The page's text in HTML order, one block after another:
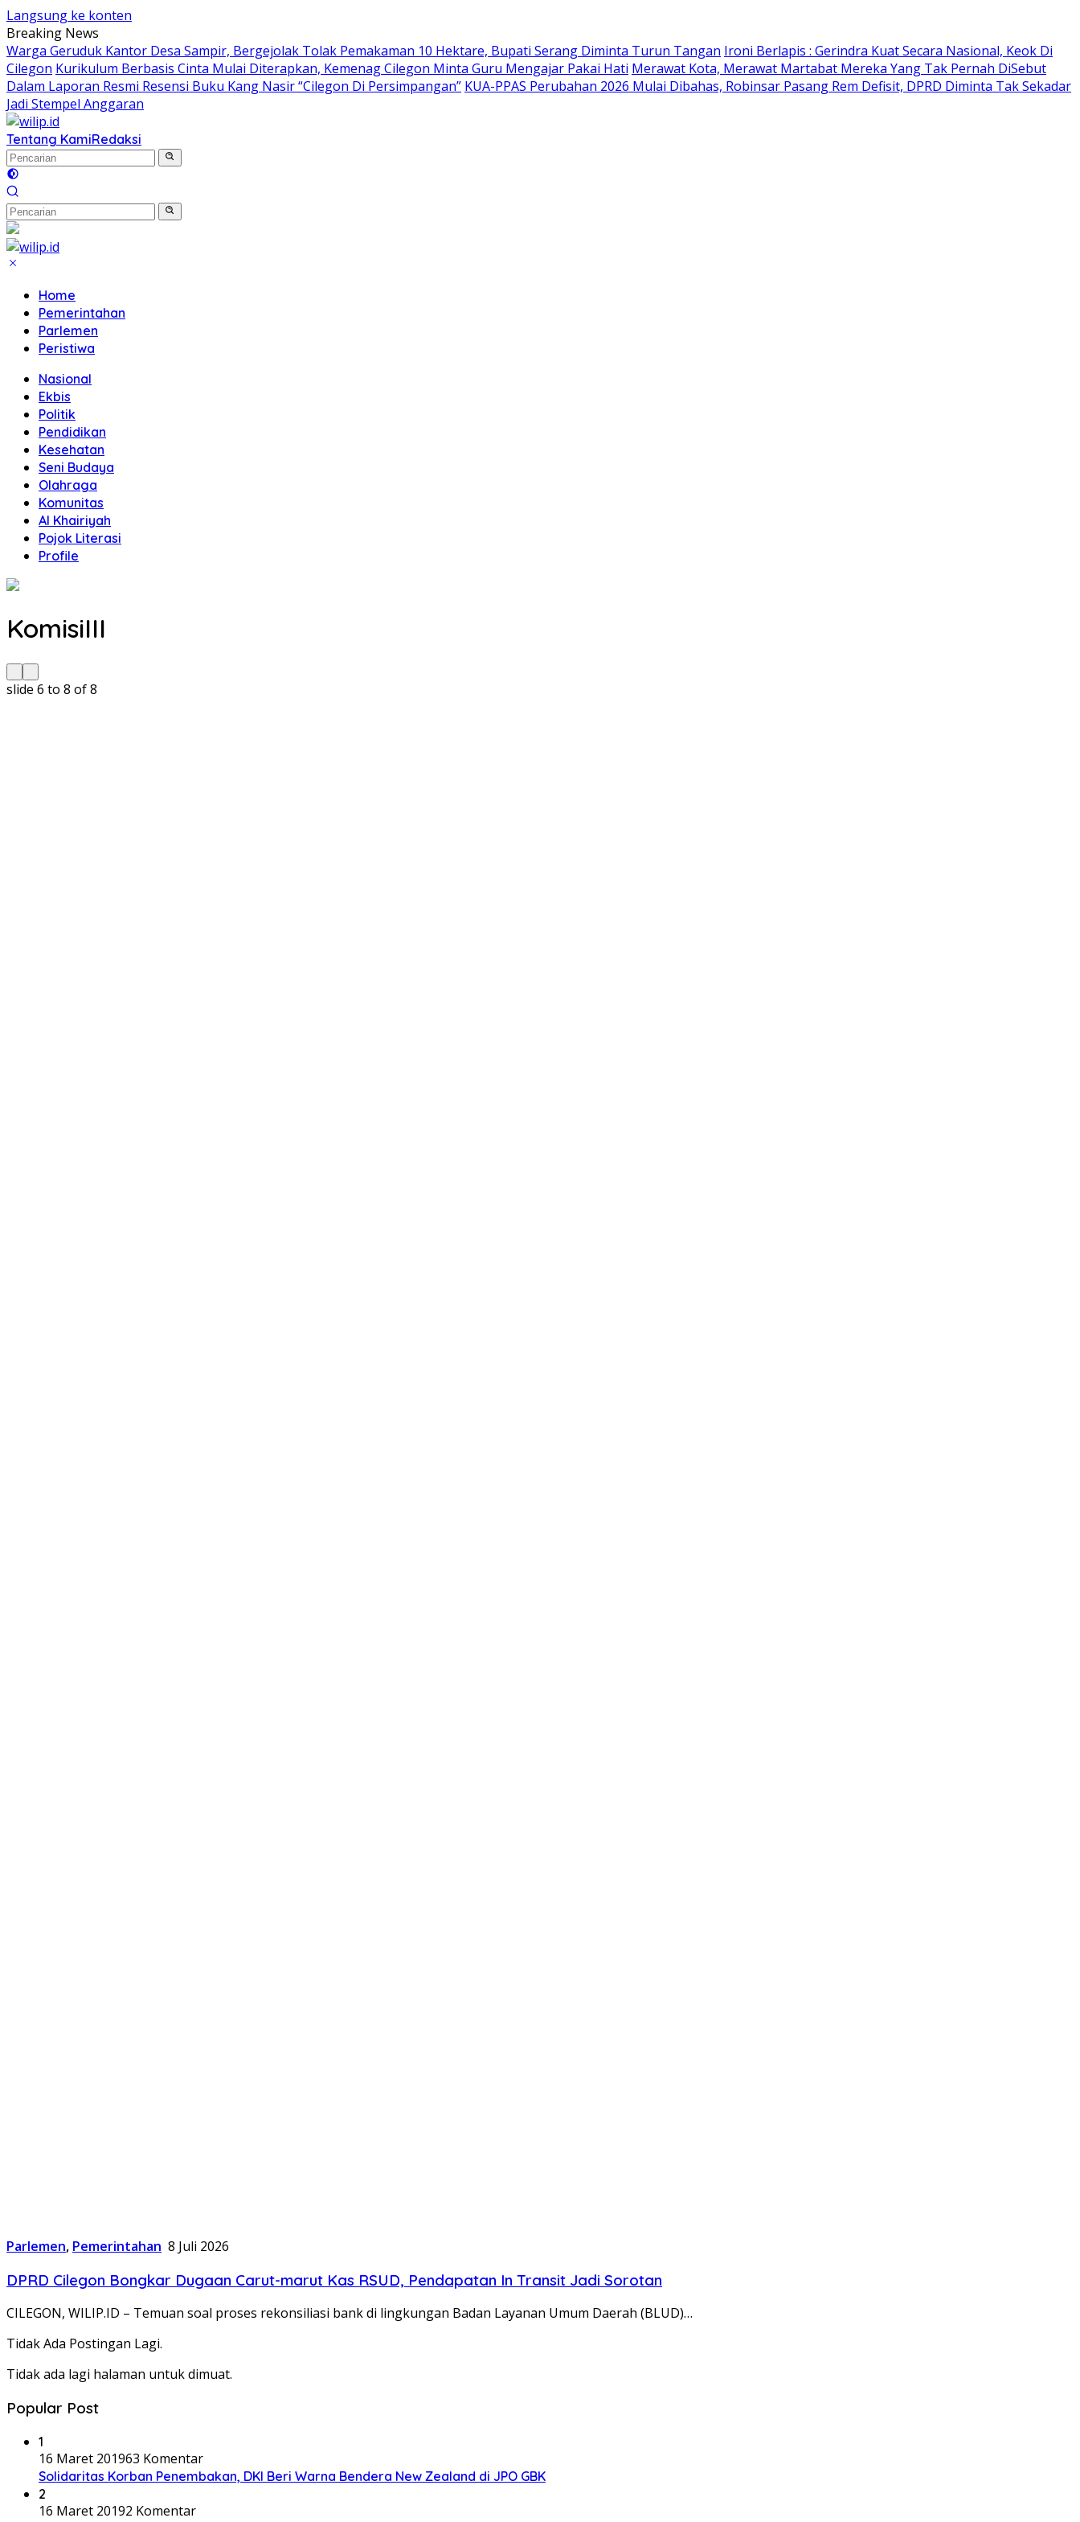
Langsung ke konten
Breaking News
Warga Geruduk Kantor Desa Sampir, Bergejolak Tolak Pemakaman 10 Hektare, Bupati Serang Diminta Turun Tangan Ironi Berlapis : Gerindra Kuat Secara Nasional, Keok Di
Cilegon Kurikulum Berbasis Cinta Mulai Diterapkan, Kemenag Cilegon Minta Guru Mengajar Pakai Hati Merawat Kota, Merawat Martabat Mereka Yang Tak Pernah DiSebut
Dalam Laporan Resmi Resensi Buku Kang Nasir “Cilegon Di Persimpangan” KUA-PPAS Perubahan 2026 Mulai Dibahas, Robinsar Pasang Rem Defisit, DPRD Diminta Tak Sekadar
Jadi Stempel Anggaran
Tentang KamiRedaksi
Home
Pemerintahan
Parlemen
Peristiwa
Nasional
Ekbis
Politik
Pendidikan
Kesehatan
Seni Budaya
Olahraga
Komunitas
Al Khairiyah
Pojok Literasi
Profile
KomisiIII
slide 6 to 8 of 8
Parlemen, Pemerintahan 8 Juli 2026
DPRD Cilegon Bongkar Dugaan Carut-marut Kas RSUD, Pendapatan In Transit Jadi Sorotan
CILEGON, WILIP.ID – Temuan soal proses rekonsiliasi bank di lingkungan Badan Layanan Umum Daerah (BLUD)…
Tidak Ada Postingan Lagi.
Tidak ada lagi halaman untuk dimuat.
Popular Post
1
16 Maret 201963 Komentar
Solidaritas Korban Penembakan, DKI Beri Warna Bendera New Zealand di JPO GBK
2
16 Maret 20192 Komentar